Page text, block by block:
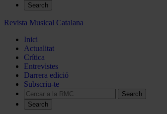
Search
Revista Musical Catalana
Inici
Actualitat
Crítica
Entrevistes
Darrera edició
Subscriu-te
Search